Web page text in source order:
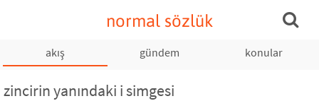
normal sözlük
akış gündem konular
zincirin yanındaki i simgesi